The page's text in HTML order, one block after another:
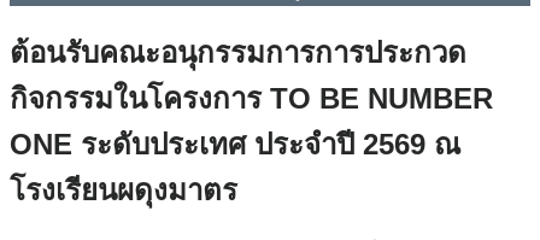
ต้อนรับคณะอนุกรรมการการประกวด
กิจกรรมในโครงการ TO BE NUMBER
ONE ระดับประเทศ ประจำปี 2569 ณ
โรงเรียนผดุงมาตร